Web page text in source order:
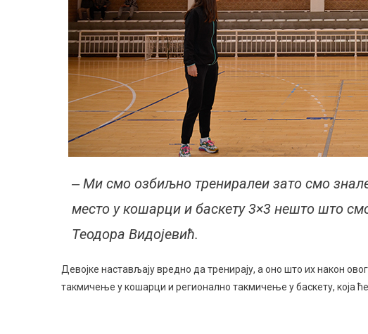
‒ Ми смо озбиљно трениралеи зато смо
место у кошарци и баскету 3×3 нешто што
Теодора Видојевић.
Девојке настављају вредно да тренирају, а оно што их након
такмичење у кошарци и регионално такмичење у баскету, која